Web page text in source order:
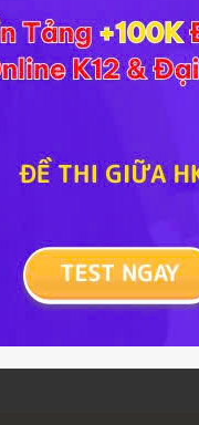
đồng Văn Học
độc lập dân tộc có